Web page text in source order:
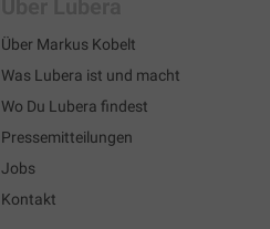
Über Markus Kobelt
Was Lubera ist und macht
Wo Du Lubera findest
Pressemitteilungen
Jobs
Kontakt